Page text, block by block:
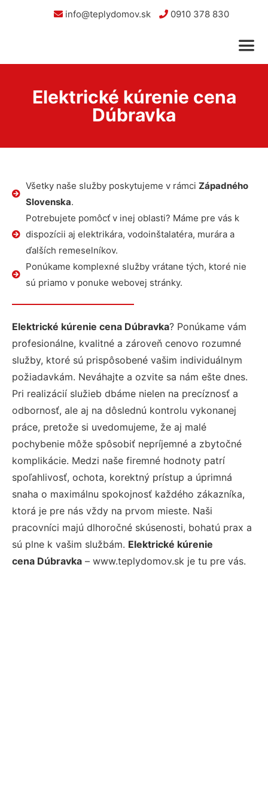
info@teplydomov.sk 0910 378 830
Elektrické kúrenie cena
Dúbravka
Všetky naše služby poskytujeme v rámci Západného
Slovenska.
Potrebujete pomôcť v inej oblasti? Máme pre vás k
dispozícii aj elektrikára, vodoinštalatéra, murára a
ďalších remeselníkov.
Ponúkame komplexné služby vrátane tých, ktoré nie
sú priamo v ponuke webovej stránky.
Elektrické kúrenie cena Dúbravka? Ponúkame vám
profesionálne, kvalitné a zároveň cenovo rozumné
služby, ktoré sú prispôsobené vašim individuálnym
požiadavkám. Neváhajte a ozvite sa nám ešte dnes.
Pri realizácií služieb dbáme nielen na precíznosť a
odbornosť, ale aj na dôslednú kontrolu vykonanej
práce, pretože si uvedomujeme, že aj malé
pochybenie môže spôsobiť nepríjemné a zbytočné
komplikácie. Medzi naše firemné hodnoty patrí
spoľahlivosť, ochota, korektný prístup a úprimná
snaha o maximálnu spokojnosť každého zákazníka,
ktorá je pre nás vždy na prvom mieste. Naši
pracovníci majú dlhoročné skúsenosti, bohatú prax a
sú plne k vašim službám. Elektrické kúrenie
cena Dúbravka – www.teplydomov.sk je tu pre vás.